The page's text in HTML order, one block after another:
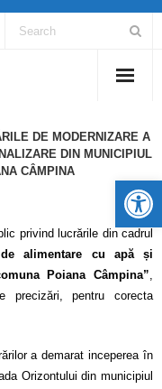
DE MODERNIZARE A
DIN MUNICIPIUL
CÂMPINA
privind lucrările din cadrul
de alimentare cu apă și
Poiana Câmpina”,
precizări, pentru corecta
a demarat inceperea în
Orizontului din municipiul